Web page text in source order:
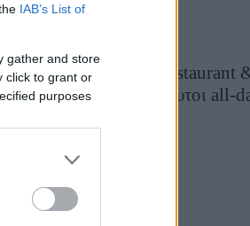
IAB’s List of
gather and store
click to grant or
purposes
Grand Asia Restaurant
Club: Οι απόλυτοι all-